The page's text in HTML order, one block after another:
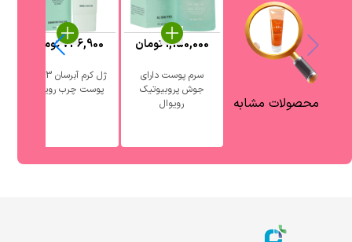
محصولات مشابه
سرم پوست دارای
جوش پروبیوتیک
رویوال
1,150,000تومان
پوست چرب رویوال
736,900تومان